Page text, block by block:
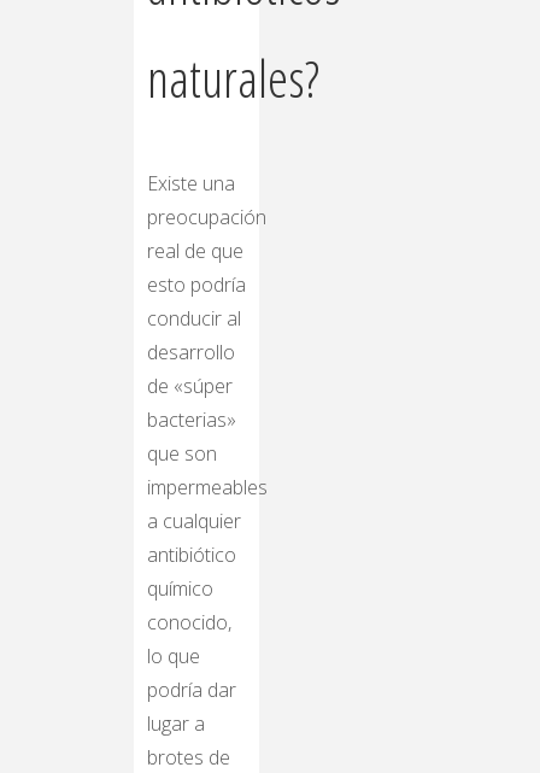
naturales?
Existe una
preocupación
real de que
esto podría
conducir al
desarrollo
de «súper
bacterias»
que son
impermeables
a cualquier
antibiótico
químico
conocido,
lo que
podría dar
lugar a
brotes de